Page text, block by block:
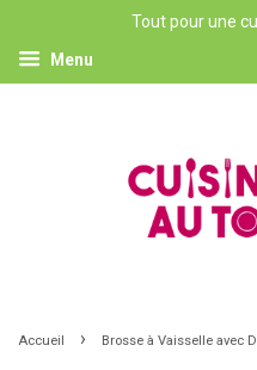
Tout pour une
Menu
Accueil › Brosse à Vaisselle avec